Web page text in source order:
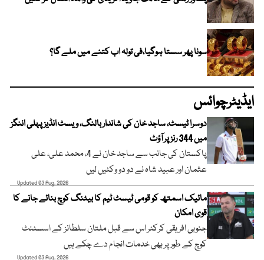
سونا پھر سستا ہوگیا،فی تولہ اب کتنے میں ملے گا؟
ایڈیٹرچوائس
دوسرا ٹیسٹ، ساجد خان کی شاندار بالنگ، ویسٹ انڈیز پہلی اننگز
میں 344 رنز پر آؤٹ
پاکستان کی جانب سے ساجد خان نے 4، محمد علی، علی
عثمان اور عبید شاہ نے دو دو وکٹیں لیں
Updated 03 Aug, 2026
مائیک اسمتھ کو قومی ٹیسٹ ٹیم کا بیٹنگ کوچ بنائے جانے کا
قوی امکان
جنوبی افریقی کرکٹر اس سے قبل ملتان سلطانز کے اسسٹنٹ
کوچ کے طور پر بھی خدمات انجام دے چکے ہیں
Updated 03 Aug, 2026